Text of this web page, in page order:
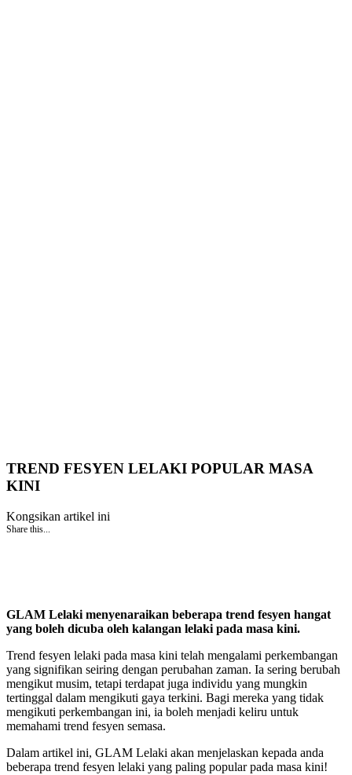
TREND FESYEN LELAKI POPULAR MASA
KINI
Kongsikan artikel ini
Share this...
GLAM Lelaki menyenaraikan beberapa trend fesyen hangat
yang boleh dicuba oleh kalangan lelaki pada masa kini.
Trend fesyen lelaki pada masa kini telah mengalami perkembangan
yang signifikan seiring dengan perubahan zaman. Ia sering berubah
mengikut musim, tetapi terdapat juga individu yang mungkin
tertinggal dalam mengikuti gaya terkini. Bagi mereka yang tidak
mengikuti perkembangan ini, ia boleh menjadi keliru untuk
memahami trend fesyen semasa.
Dalam artikel ini, GLAM Lelaki akan menjelaskan kepada anda
beberapa trend fesyen lelaki yang paling popular pada masa kini!